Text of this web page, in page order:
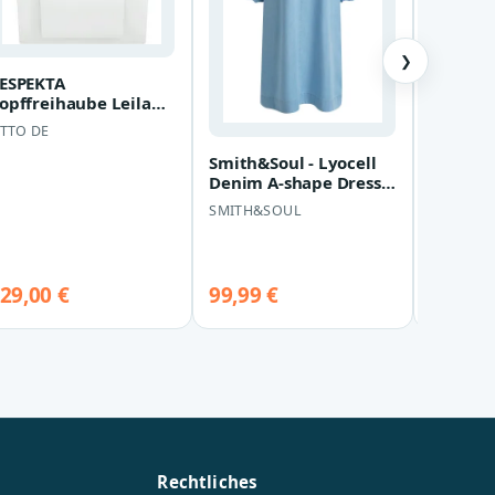
Leila
EEK: B, 60 cm,
Beleuchtung, 3…
DE
€
Smith&Soul - Lyocell
Denim A-shape Dress
light denim - Gr. - S
SMITH&SOUL
99,99 €
❯
Rechtliches